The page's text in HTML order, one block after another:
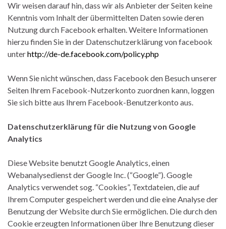
Wir weisen darauf hin, dass wir als Anbieter der Seiten keine
Kenntnis vom Inhalt der übermittelten Daten sowie deren
Nutzung durch Facebook erhalten. Weitere Informationen
hierzu finden Sie in der Datenschutzerklärung von facebook
unterhttp://de-de.facebook.com/policy.php
Wenn Sie nicht wünschen, dass Facebook den Besuch unserer
Seiten Ihrem Facebook-Nutzerkonto zuordnen kann, loggen
Sie sich bitte aus Ihrem Facebook-Benutzerkonto aus.
Datenschutzerklärung für die Nutzung von Google
Analytics
Diese Website benutzt Google Analytics, einen
Webanalysedienst der Google Inc. (“Google”). Google
Analytics verwendet sog. “Cookies”, Textdateien, die auf
Ihrem Computer gespeichert werden und die eine Analyse der
Benutzung der Website durch Sie ermöglichen. Die durch den
Cookie erzeugten Informationen über Ihre Benutzung dieser